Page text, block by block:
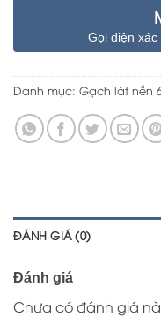
Gọi điện
Danh mục: Gạch lát nền
ĐÁNH GIÁ (0)
Đánh giá
Chưa có đánh giá